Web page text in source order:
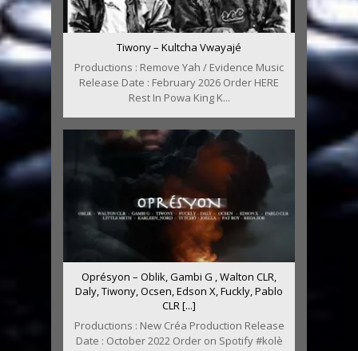
Tiwony – Kultcha Vwayajé
Productions : Remove Yah / Evidence Music
Release Date : February 2026 Order HERE
Rest In Powa King K...
Oprésyon – Oblik, Gambi G , Walton CLR,
Daly, Tiwony, Ocsen, Edson X, Fuckly, Pablo
CLR [...]
Productions : New Créa Production Release
Date : October 2022 Order on Spotify #kolè